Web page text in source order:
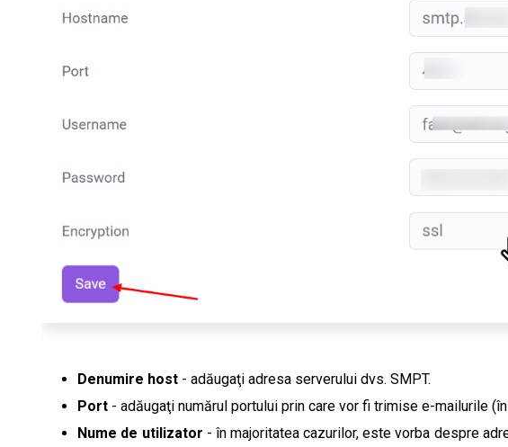
Denumire host - adăugaţi adresa serverului dvs. SMPT.
Port - adăugaţi numărul portului prin care vor fi trimise e-mailurile
Nume de utilizator - în majoritatea cazurilor, este vorba despre